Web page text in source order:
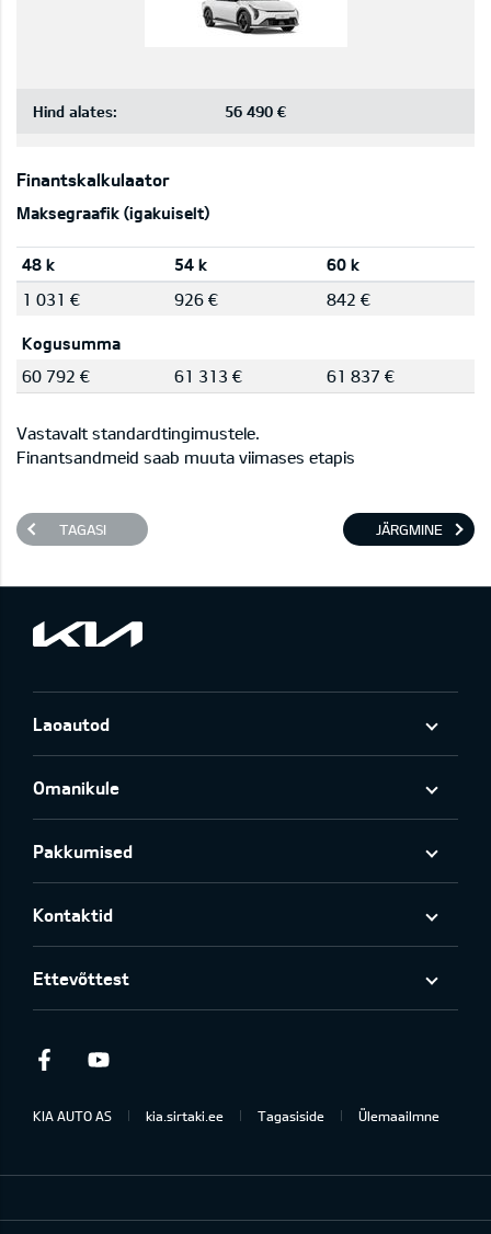
Hind alates: 56 490 €
Finantskalkulaator
Maksegraafik (igakuiselt)
48 k 54 k
60 k
1 031 €
926 € 842 €
Kogusumma
60 792 €
61 313 € 61 837 €
Vastavalt standardtingimustele.
Finantsandmeid saab muuta viimases etapis
TAGASI JÄRGMINE
Laoautod
Omanikule
Pakkumised
Kontaktid
Ettevõttest
Facebook
KIA AUTO AS kia.sirtaki.ee Tagasiside Ülemaailmne